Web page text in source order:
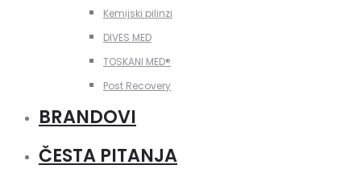
Kemijski pilinzi
DIVES MED
TOSKANI MED®️
Post Recovery
BRANDOVI
ČESTA PITANJA